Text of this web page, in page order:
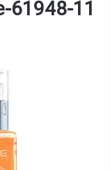
61948-11